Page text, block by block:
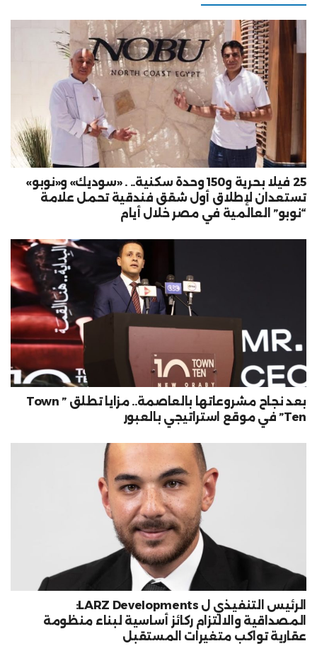
25 فيلا بحرية و150 وحدة سكنية.. . «سوديك» و«نوبو»
تستعدان لإطلاق أول شقق فندقية تحمل علامة
“نوبو” العالمية في مصر خلال أيام
بعد نجاح مشروعاتها بالعاصمة.. مزايا تطلق ” Town
Ten” في موقع استراتيجي بالعبور
الرئيس التنفيذي ل LARZ Developments:
المصداقية والالتزام ركائز أساسية لبناء منظومة
عقارية تواكب متغيرات المستقبل